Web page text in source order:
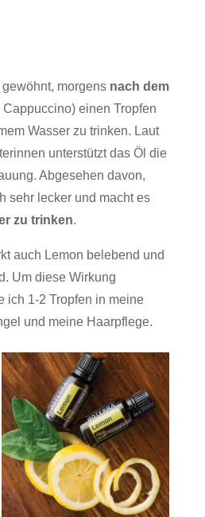
morgensnach dem
Cappuccino) einen Tropfen
Wasser zu trinken. Laut
unterstützt das Öl die
Abgesehen davon,
sehr lecker und macht es
zu trinken.
auch Lemon belebend und
Um diese Wirkung
ich 1-2 Tropfen in meine
und meine Haarpflege.